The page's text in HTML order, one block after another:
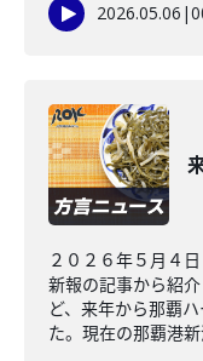
2026.05.06 |
２０２６年５月４
新報の記事から紹
ど、来年から那覇
た。現在の那覇港